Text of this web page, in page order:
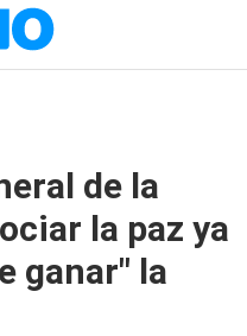
de la
la paz ya
ganar" la